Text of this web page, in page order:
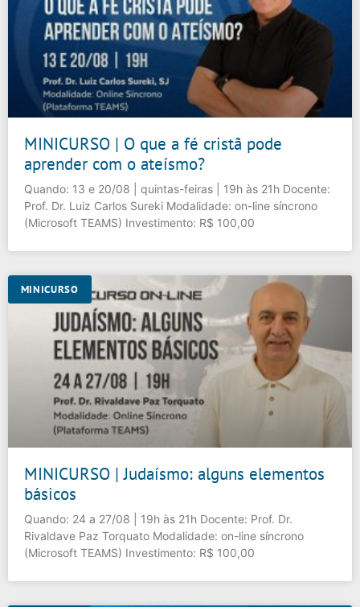
MINICURSO | O que a fé cristã pode
aprender com o ateísmo?
Quando: 13 e 20/08 | quintas-feiras | 19h às 21h Docente:
Prof. Dr. Luiz Carlos Sureki Modalidade: on-line síncrono
(Microsoft TEAMS) Investimento: R$ 100,00
MINICURSO
MINICURSO | Judaísmo: alguns elementos
básicos
Quando: 24 a 27/08 | 19h às 21h Docente: Prof. Dr.
Rivaldave Paz Torquato Modalidade: on-line síncrono
(Microsoft TEAMS) Investimento: R$ 100,00